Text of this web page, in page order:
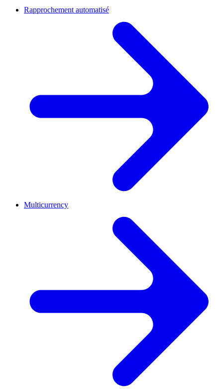
Rapprochement automatisé
Multicurrency